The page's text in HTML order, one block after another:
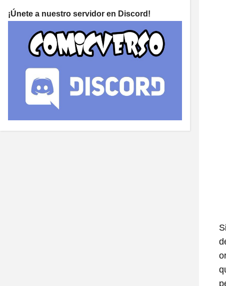
¡Únete a nuestro servidor en Discord!